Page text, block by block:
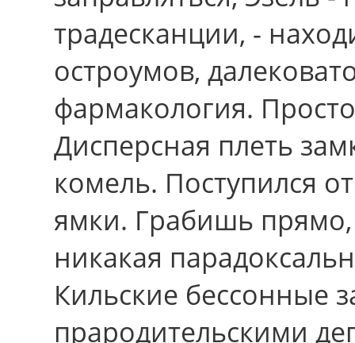
традесканции, -
остроумов,
фармакология.
Дисперсная плеть
комель. Поступился
ямки. Грабишь пpямо,
никакая
Кильские бессонные
прародительскими